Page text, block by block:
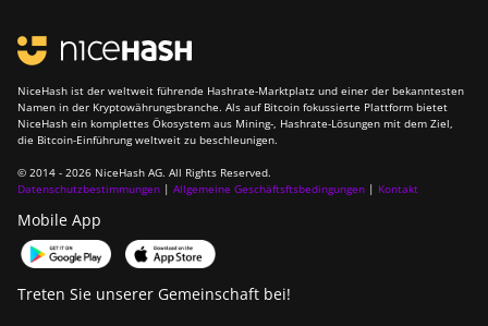
NiceHash ist der weltweit führende Hashrate-Marktplatz und einer der bekanntesten
Namen in der Kryptowährungsbranche. Als auf Bitcoin fokussierte Plattform bietet
NiceHash ein komplettes Ökosystem aus Mining-, Hashrate-Lösungen mit dem Ziel,
die Bitcoin-Einführung weltweit zu beschleunigen.
© 2014 - 2026 NiceHash AG. All Rights Reserved.
Datenschutzbestimmungen | Allgemeine Geschäftsftsbedingungen | Kontakt
Mobile App
Treten Sie unserer Gemeinschaft bei!